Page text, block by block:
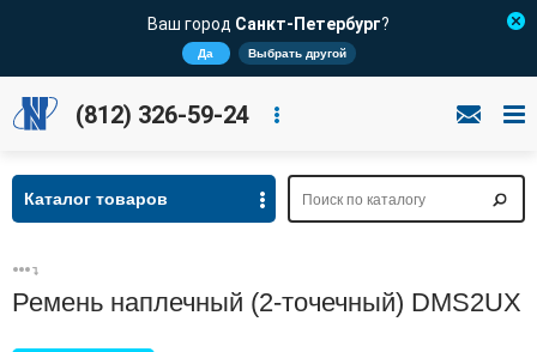
Ваш город Санкт-Петербург?
Да Выбрать другой
(812) 326-59-24
Каталог товаров
Ремень наплечный (2-точечный) DMS2UX